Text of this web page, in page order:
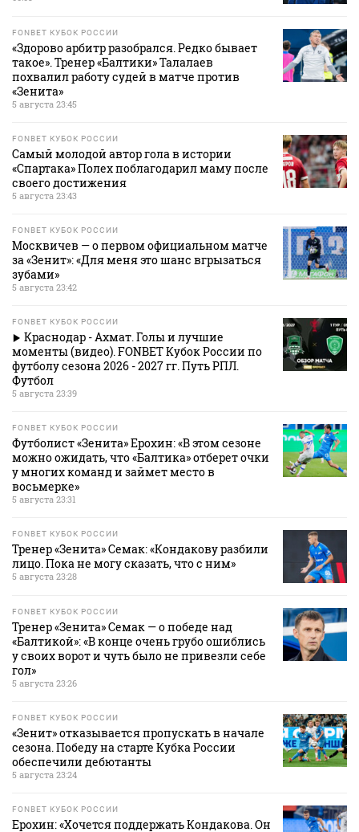
FONBET КУБОК РОССИИ
«Здорово арбитр разобрался. Редко бывает
такое». Тренер «Балтики» Талалаев
похвалил работу судей в матче против
«Зенита»
5 августа 23:45
FONBET КУБОК РОССИИ
Самый молодой автор гола в истории
«Спартака» Полех поблагодарил маму после
своего достижения
5 августа 23:43
FONBET КУБОК РОССИИ
Москвичев — о первом официальном матче
за «Зенит»: «Для меня это шанс вгрызаться
зубами»
5 августа 23:42
FONBET КУБОК РОССИИ
Краснодар - Ахмат. Голы и лучшие
моменты (видео). FONBET Кубок России по
футболу сезона 2026 - 2027 гг. Путь РПЛ.
Футбол
5 августа 23:39
FONBET КУБОК РОССИИ
Футболист «Зенита» Ерохин: «В этом сезоне
можно ожидать, что «Балтика» отберет очки
у многих команд и займет место в
восьмерке»
5 августа 23:31
FONBET КУБОК РОССИИ
Тренер «Зенита» Семак: «Кондакову разбили
лицо. Пока не могу сказать, что с ним»
5 августа 23:28
FONBET КУБОК РОССИИ
Тренер «Зенита» Семак — о победе над
«Балтикой»: «В конце очень грубо ошиблись
у своих ворот и чуть было не привезли себе
гол»
5 августа 23:26
FONBET КУБОК РОССИИ
«Зенит» отказывается пропускать в начале
сезона. Победу на старте Кубка России
обеспечили дебютанты
5 августа 23:24
FONBET КУБОК РОССИИ
Ерохин: «Хочется поддержать Кондакова. Он